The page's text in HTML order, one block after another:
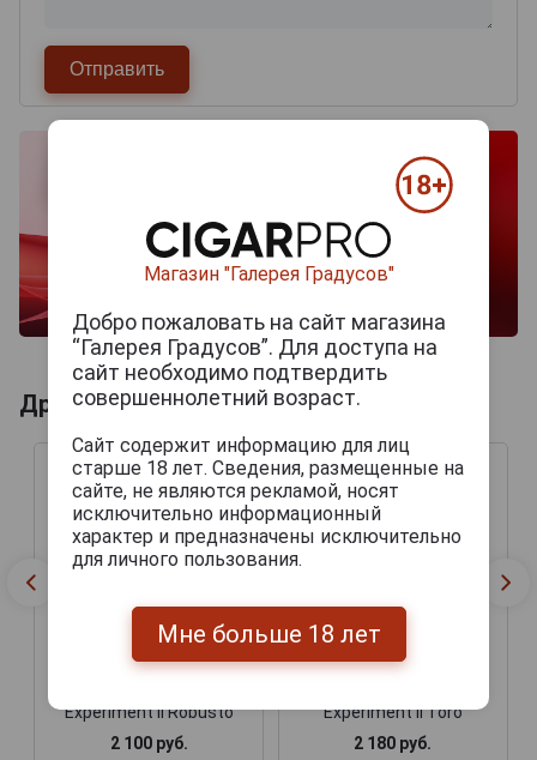
Другие продукты бренда TATUAJE
Experiment II Robusto
2 100 руб.
Experiment II Toro
2 180 руб.
Магазин "Галерея Градусов"
Добро пожаловать на сайт магазина
“Галерея Градусов”. Для доступа на
сайт необходимо подтвердить
совершеннолетний возраст.
Сайт содержит информацию для лиц
старше 18 лет. Сведения, размещенные на
сайте, не являются рекламой, носят
исключительно информационный
характер и предназначены исключительно
для личного пользования.
Мне больше 18 лет